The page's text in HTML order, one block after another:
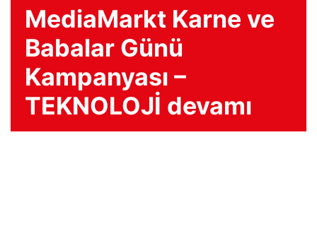
MediaMarkt Karne ve
Babalar Günü
Kampanyası –
TEKNOLOJİ devamı